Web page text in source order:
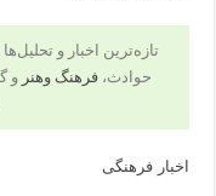
تازه‌ترین اخبار و
حوادث، فرهنگ وهنر و
اخبار فرهنگی